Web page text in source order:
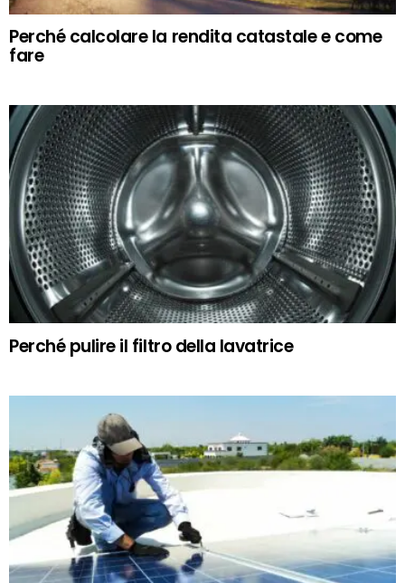
Perché calcolare la rendita catastale e come
fare
Perché pulire il filtro della lavatrice